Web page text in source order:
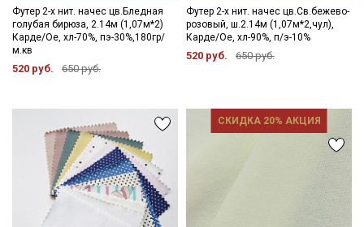
Футер 2-х нит. начес цв.Бледная
голубая бирюза, 2.14м (1,07м*2)
Карде/Ое, хл-70%, пэ-30%,180гр/
м.кв
520 руб. 650 руб.
Футер 2-х нит. начес цв.Св.бежево-
розовый, ш.2.14м (1,07м*2,чул),
Карде/Ое, хл-90%, п/э-10%
520 руб. 650 руб.
СКИДКА 20% АКЦИЯ